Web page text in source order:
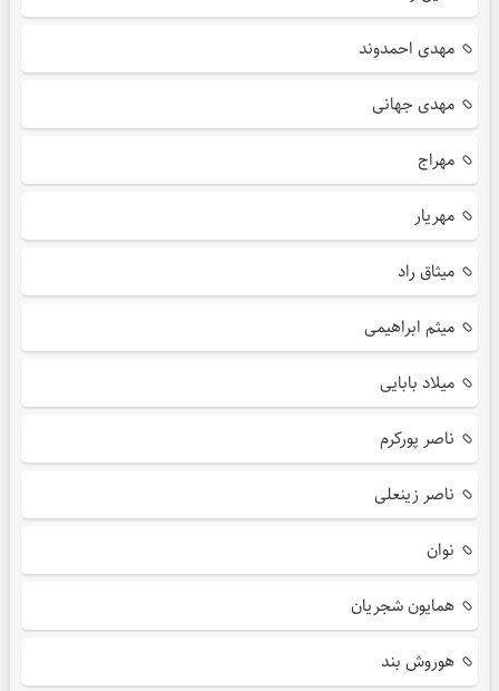
مهدی احمدوند
مهدی جهانی
مهراج
مهریار
میثاق راد
میثم ابراهیمی
میلاد بابایی
ناصر پورکرم
ناصر زینعلی
نوان
همایون شجریان
هوروش بند